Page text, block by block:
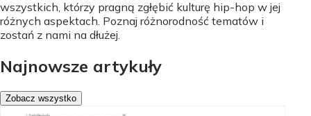
wszystkich, którzy pragną zgłębić kulturę hip-hop w jej
różnych aspektach. Poznaj różnorodność tematów i
zostań z nami na dłużej.
Najnowsze artykuły
Zobacz wszystko